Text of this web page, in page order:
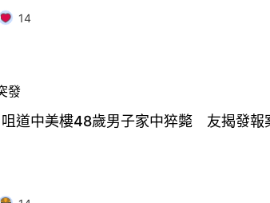
14
發
道中美樓48歲男子家中猝斃 友揭發報